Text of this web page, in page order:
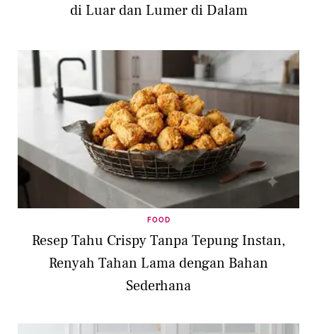
di Luar dan Lumer di Dalam
FOOD
Resep Tahu Crispy Tanpa Tepung Instan,
Renyah Tahan Lama dengan Bahan
Sederhana